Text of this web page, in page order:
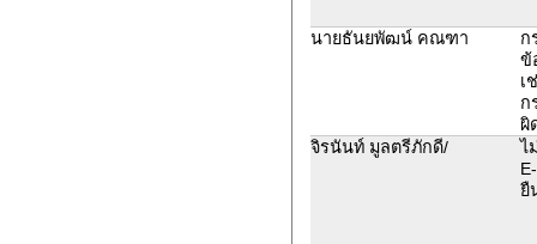
นายธันยพัฒน์ คณฑา
ก
ข้
เ
ก
ผิ
จิรนันท์ มูลตรีภักดี/
ไ
ยื